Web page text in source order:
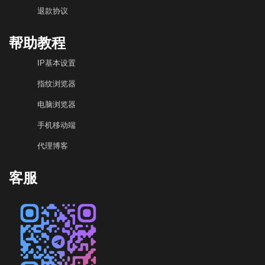
退款协议
帮助教程
IP基本设置
指纹浏览器
电脑浏览器
手机移动端
代理博客
客服